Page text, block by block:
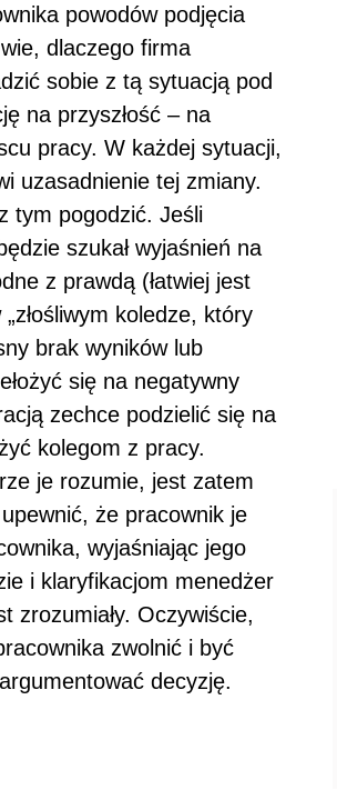
powodów podjęcia
dlaczego firma
sobie z tą sytuacją pod
na przyszłość – na
pracy. W każdej sytuacji,
uzasadnienie tej zmiany.
tym pogodzić. Jeśli
szukał wyjaśnień na
z prawdą (łatwiej jest
koledze, który
brak wyników lub
się na negatywny
zechce podzielić się na
kolegom z pracy.
je rozumie, jest zatem
że pracownik je
wyjaśniając jego
i klaryfikacjom menedżer
zrozumiały. Oczywiście,
zwolnić i być
decyzję.